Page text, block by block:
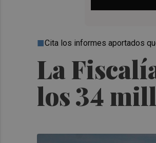
La
los 34
Cita los informes aportados